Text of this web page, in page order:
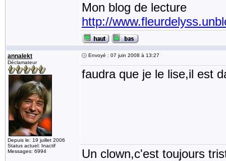
Mon blog de lecture
http://
annalekt
Déclamateur
Depuis le: 19 juillet 2006
Status actuel: Inactif
Messages: 6994
Envoyé : 07 juin 2008 à 13:27
faudra que je le lise,il est
Un clown,c'est toujours